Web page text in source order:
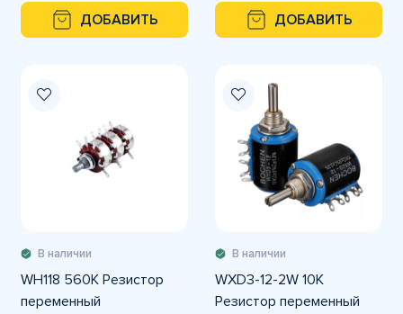
ДОБАВИТЬ
ДОБАВИТЬ
В наличии
WH118 560K Резистор
переменный
В наличии
WXD3-12-2W 10К
Резистор переменный